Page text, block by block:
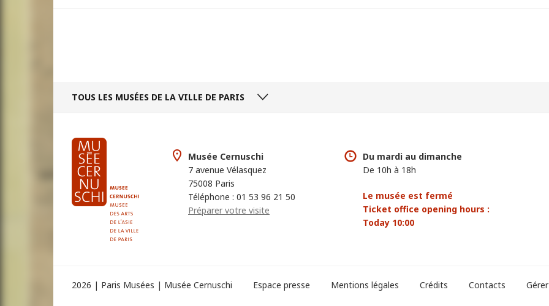
TOUS LES MUSÉES DE LA VILLE DE PARIS
Musée Cernuschi
7 avenue Vélasquez
75008 Paris
Téléphone : 01 53 96 21 50
Préparer votre visite
Du mardi au dimanche
De 10h à 18h
Le musée est fermé
Ticket office opening hours :
Today 10:00
2026 | Paris Musées | Musée Cernuschi Espace presse Mentions légales Crédits Contacts